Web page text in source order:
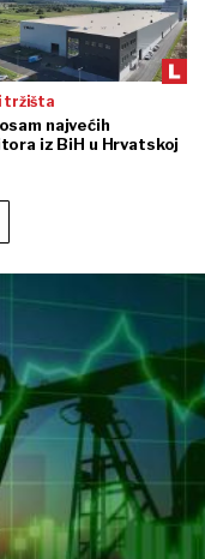
tržišta
najvećih
iz BiH u Hrvatskoj